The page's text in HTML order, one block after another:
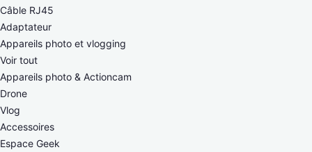
Câble RJ45
Adaptateur
Appareils photo et vlogging
Voir tout
Appareils photo & Actioncam
Drone
Vlog
Accessoires
Espace Geek